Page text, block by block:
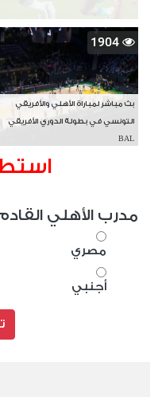
1904
بث مباشر لمباراة الأهلي والأفريقي
التونسي في بطولة الدوري الأفريقي
BAL
مدرب الأهلي
مصري
أجنبي